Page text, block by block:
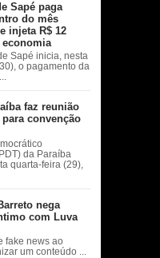
Sapé paga
do mês
injeta R$ 12
Sapé inicia, nesta
o pagamento da
faz reunião
convenção
da Paraíba
quarta-feira (29),
nega
com Luva
fake news ao
um conteúdo ...